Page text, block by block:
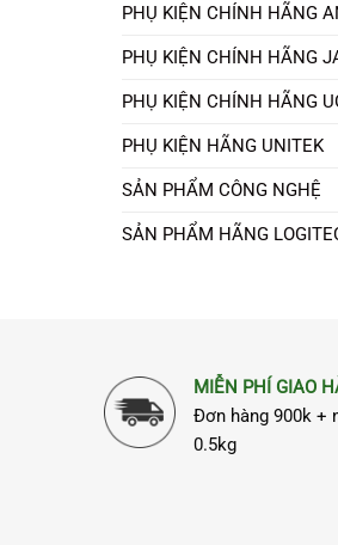
PHỤ KIỆN CHÍNH HÃNG
PHỤ KIỆN CHÍNH HÃNG
PHỤ KIỆN CHÍNH HÃNG
PHỤ KIỆN HÃNG UNITEK
SẢN PHẨM CÔNG NGHỆ
SẢN PHẨM HÃNG
MIỄN PHÍ GIAO
Đơn hàng 900k +
0.5kg